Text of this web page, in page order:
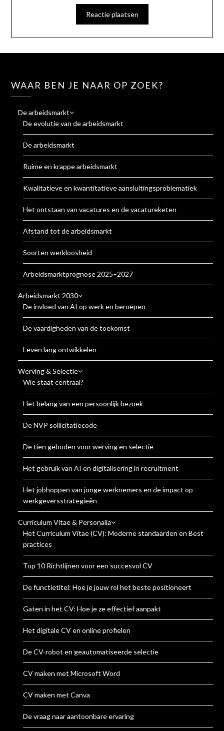
WAAR BEN JE NAAR OP ZOEK?
De arbeidsmarkt
De evolutie van de arbeidsmarkt
De arbeidsmarkt
Ruime en krappe arbeidsmarkt
Kwalitatieve en kwantitatieve aansluitingsproblematiek
Het ontstaan van vacatures en de vacatureketen
Afstand tot de arbeidsmarkt
Soorten werkloosheid
Arbeidsmarktprognose 2025–2027
Arbeidsmarkt 2030
De invloed van AI op werk en beroepen
De vaardigheden van de toekomst
Leven lang ontwikkelen
Werving & Selectie
Wie staat centraal?
Het belang van een persoonlijk bezoek
De NVP sollicitatiecode
De tien geboden voor werving en selectie
Het gebruik van AI en digitalisering in recruitment
Het jobhoppen van jonge werknemers en de impact op
werkgeversstrategieën
Curriculum Vitae & Personalia
Het Curriculum Vitae (CV): Moderne standaarden en Best
practices
Top 10 Richtlijnen voor een succesvol CV
De functietitel: Hoe je jouw rol het beste positioneert
Gaten in het CV: Hoe je ze effectief aanpakt
Het digitale CV en online profielen
De CV-robot en geautomatiseerde selectie
CV maken met Microsoft Word
CV maken met Canva
De vraag naar aantoonbare ervaring